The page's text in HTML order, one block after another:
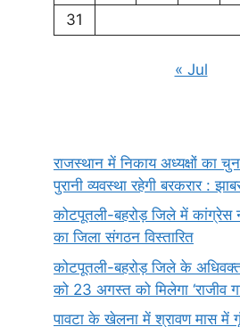
31
« Jul
राजस्थान में निकाय अध्यक्षों का
पुरानी व्यवस्था रहेगी बरकरार :
कोटपूतली-बहरोड़ जिले में कांग्रेस
का जिला संगठन विस्तारित
कोटपूतली-बहरोड़ जिले के
को 23 अगस्त को मिलेगा ‘राजीव
पावटा के खेलना में श्रावण मास में